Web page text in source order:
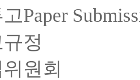
Paper
정
원회